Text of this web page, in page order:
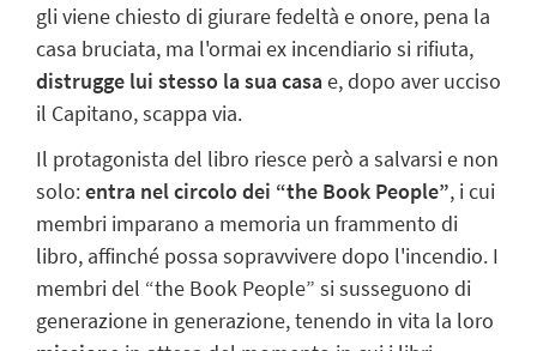
gli viene chiesto di giurare fedeltà e onore, pena la
casa bruciata, ma l'ormai ex incendiario si rifiuta,
distrugge lui stesso la sua casae, dopo aver ucciso
il Capitano, scappa via.
Il protagonista del libro riesce però a salvarsi e non
solo:entra nel circolo dei “the Book People”, i cui
membri imparano a memoria un frammento di
libro, affinché possa sopravvivere dopo l'incendio. I
membri del “the Book People” si susseguono di
generazione in generazione, tenendo in vita la loro